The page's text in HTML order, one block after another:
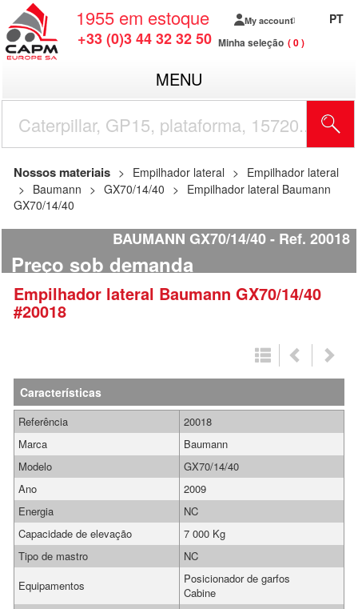
1955 em estoque
+33 (0)3 44 32 32 50
My account
Minha seleção 0
PT
MENU
Nossos materiais Empilhador lateral
Empilhador lateral
Baumann
GX70/14/40
Empilhador lateral Baumann
GX70/14/40
BAUMANN GX70/14/40 Ref. 20018
Preço sob demanda
Empilhador lateral Baumann GX70/14/40
#20018
Características
Referência
20018
Marca
Baumann
Modelo
GX70/14/40
Ano
2009
Energia
NC
Capacidade de elevação
7 000 Kg
Tipo de mastro
NC
Equipamentos
Posicionador de garfos
Cabine